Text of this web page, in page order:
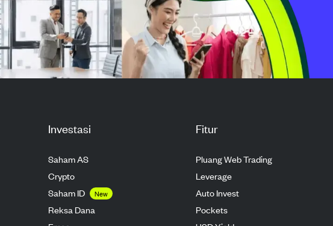
Investasi
Saham AS
Crypto
Saham ID
New
Reksa Dana
Fitur
Pluang Web Trading
Leverage
Auto Invest
Pockets